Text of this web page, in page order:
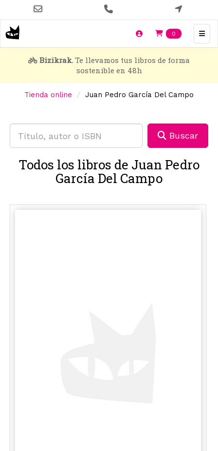
contenido
principal
0 Items en
Bizikrak. Te llevamos tus libros de forma
sostenible en 48h
Tienda online Juan Pedro García Del Campo
Buscar
Todos los libros de Juan Pedro
García Del Campo